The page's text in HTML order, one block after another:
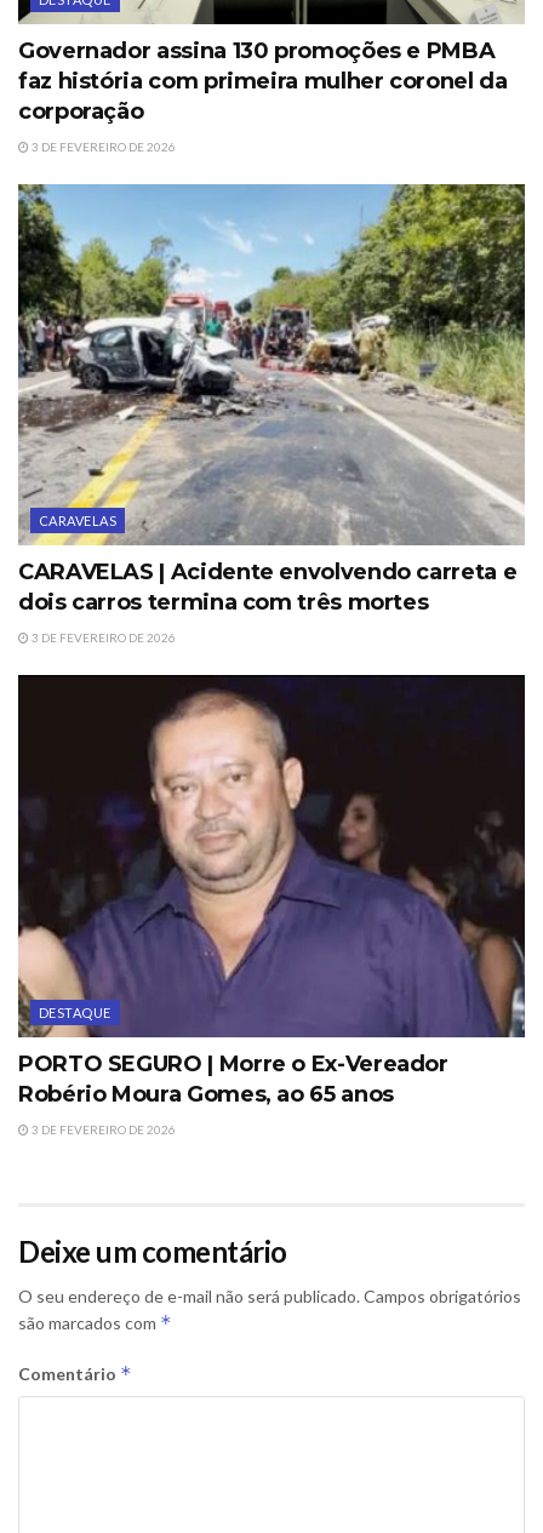
Governador assina 130 promoções e PMBA
faz história com primeira mulher coronel da
corporação
3 DE FEVEREIRO DE 2026
CARAVELAS
CARAVELAS | Acidente envolvendo carreta e
dois carros termina com três mortes
3 DE FEVEREIRO DE 2026
DESTAQUE
PORTO SEGURO | Morre o Ex-Vereador
Robério Moura Gomes, ao 65 anos
3 DE FEVEREIRO DE 2026
Deixe um comentário
O seu endereço de e-mail não será publicado. Campos obrigatórios
são marcados com *
Comentário *